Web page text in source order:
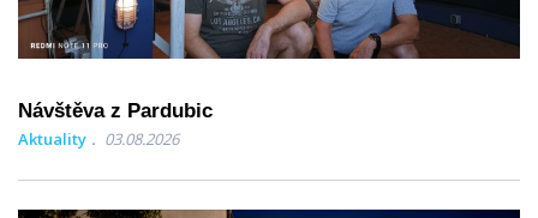
Návštěva z Pardubic
Aktuality 03.08.2026